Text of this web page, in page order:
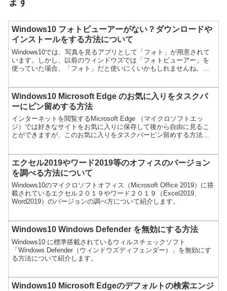
Windows10 フォトビューアーがない？ダウンロードや
インストールをする方法について
Windows10では、写真を見るアプリとして「フォト」が用意されて
います。しかし、以前のウィンドウズでは「フォトビューアー」を
使っていた場合、「フォト」だと使いにくいかもしれませんね。こ
Windows10 Microsoft Edge のお気に入りをタスクバ
ーにピン留めする方法
インターネットを閲覧するMicrosoft Edge （マイクロソフトエッ
ジ）では好きなサイトをお気に入りに保存して後から自由に見るこ
とができますが、このお気に入りをタスクバーピン留めする方法に
エクセル2019やワード2019等のオフィスのバージョン
を調べる方法について
Windows10のマイクロソフトオフィス（Microsoft Office 2019）に搭
載されているエクセル２０１９やワード２０１９（Excel2019、
Word2019）のバージョンの調べ方について紹介します。
Windows10 Windows Defender を無効にする方法
Windows10 に標準搭載されているウィルスチェックソフト
「Windows Defender（ウィンドウズディフェンダー）」を無効にす
る方法について紹介します。
Windows10 Microsoft Edgeのデフォルトの検索エンジ